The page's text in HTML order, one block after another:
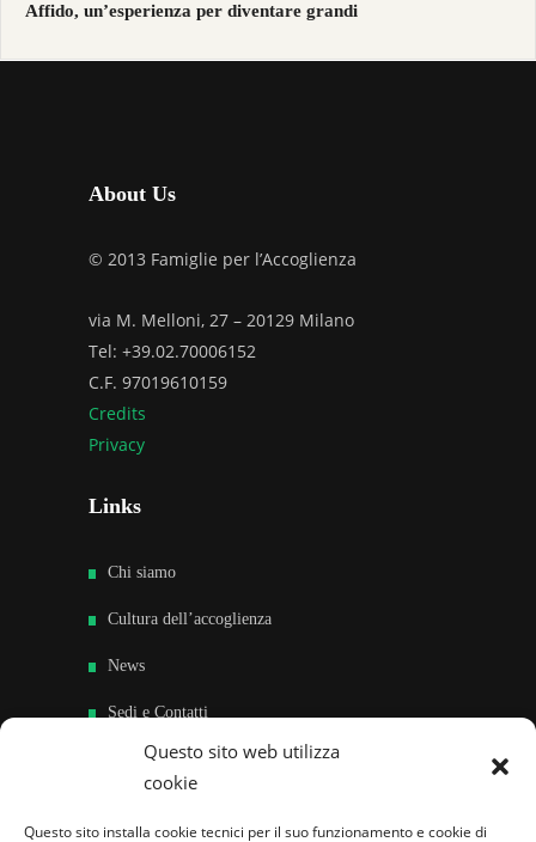
Questo sito web utilizza
cookie
Questo sito installa cookie tecnici per il suo funzionamento e cookie di
Affido, un’esperienza per diventare grandi
About Us
© 2013 Famiglie per l’Accoglienza
via M. Melloni, 27 – 20129 Milano
Tel: +39.02.70006152
C.F. 97019610159
Credits
Privacy
Links
Chi siamo
Cultura dell’accoglienza
News
Sedi e Contatti
Sostieni